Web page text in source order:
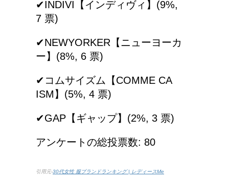
労災保険の請求で病院が
の？
✔︎INDIVI【インディヴィ】(9%,
7 票)
✔︎NEWYORKER【ニューヨーカ
ー】(8%, 6 票)
✔︎コムサイズム【COMME CA
ISM】(5%, 4 票)
✔︎GAP【ギャップ】(2%, 3 票)
アンケートの総投票数: 80
引用元-30代女性 服ブランドランキング | レディースMe